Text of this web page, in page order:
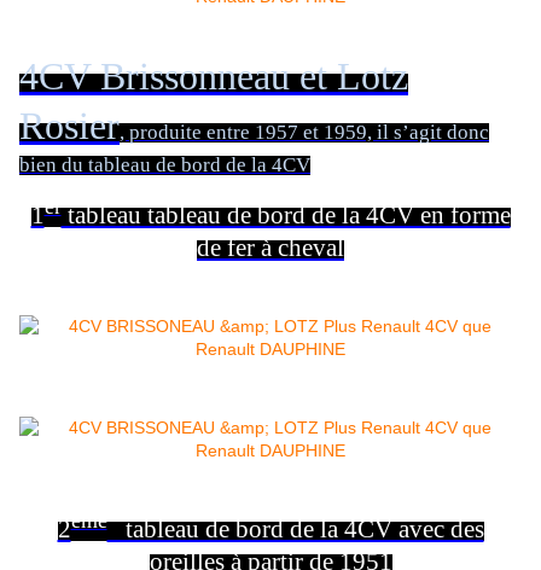
4CV Brissonneau et Lotz
Rosier, produite entre 1957 et 1959, il s’agit donc
bien du tableau de bord de la 4CV
1ertableau tableau de bord de la 4CV en forme
de fer à cheval
2èmetableau de bord de la 4CV avec des
oreilles à partir de 1951